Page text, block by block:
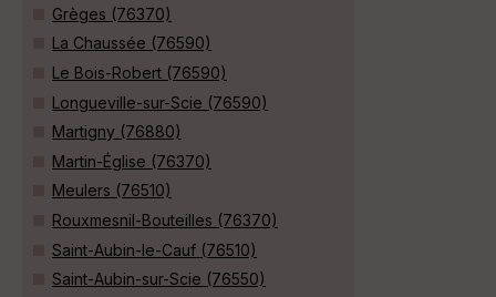
Grèges (76370)
La Chaussée (76590)
Le Bois-Robert (76590)
Longueville-sur-Scie (76590)
Martigny (76880)
Martin-Église (76370)
Meulers (76510)
Rouxmesnil-Bouteilles (76370)
Saint-Aubin-le-Cauf (76510)
Saint-Aubin-sur-Scie (76550)